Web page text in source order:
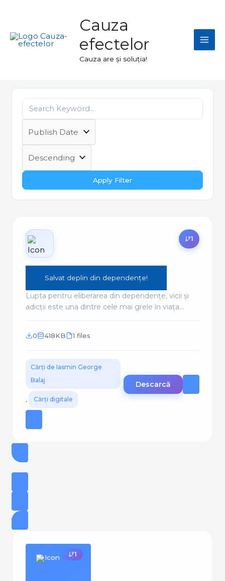
content
Cauza
efectelor
Cauza are și soluția!
Apply Filter
1
Salvat deplin din dependențe!
Lupta pentru eliberarea din dependențe, vicii și
adicții este una dintre cele mai grele în viața...
0 418KB 1 files
Cărți de Iasmin George
Balaj
, Cărți digitale
Descarcă
1